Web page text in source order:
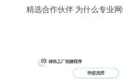
精选合作伙伴 为什么专业